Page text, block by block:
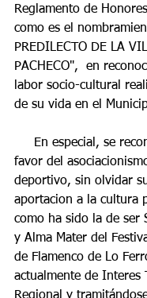
Reglamento de
como es el
PREDILECTO DE LA
PACHECO",  en
labor socio-cultural
de su vida en el
favor del
deportivo, sin olvidar
aportacion a la cultura
como ha sido la de ser
y Alma Mater del
de Flamenco de Lo
actualmente de Interes